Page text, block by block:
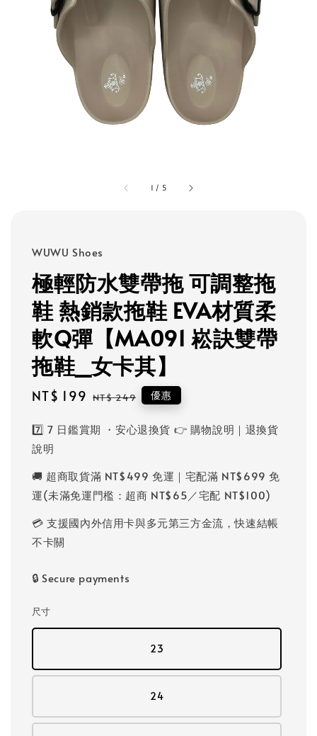
1 / 5
WUWU Shoes
極輕防水雙帶拖 可調整拖
鞋 熱銷款拖鞋 EVA材質柔
軟Q彈【MA091 崧訣雙帶
拖鞋_女卡其】
Sale
NT$ 199 Regular
NT$ 249 優惠
7️⃣ 7 日鑑賞期 ・安心退換貨 👉 購物說明｜退換貨
說明
🚚 超商取貨滿 NT$499 免運｜宅配滿 NT$699 免
運(未滿免運門檻：超商 NT$65／宅配 NT$100)
💳 支援國內外信用卡與多元第三方金流，快速結帳
不卡關
🔒 Secure payments
尺寸
23
24